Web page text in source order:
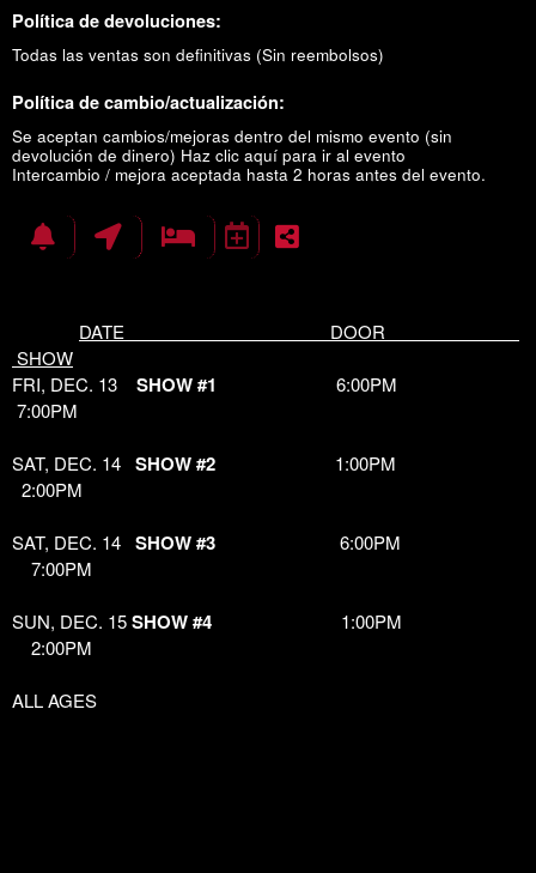
Política de devoluciones:
Todas las ventas son definitivas (Sin reembolsos)
Política de cambio/actualización:
Se aceptan cambios/mejoras dentro del mismo evento (sin
devolución de dinero) Haz clic aquí para ir al evento
Intercambio / mejora aceptada hasta 2 horas antes del evento.
DATE DOOR
SHOW
FRI, DEC. 13 SHOW #1 6:00PM
7:00PM
SAT, DEC. 14 SHOW #2 1:00PM
2:00PM
SAT, DEC. 14 SHOW #3 6:00PM
7:00PM
SUN, DEC. 15SHOW #4 1:00PM
2:00PM
ALL AGES